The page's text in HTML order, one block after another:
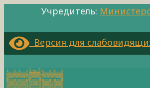
Учредитель:
Версия для